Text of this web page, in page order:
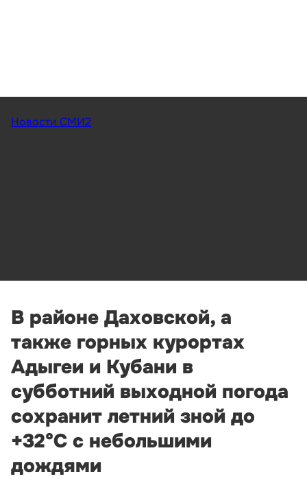
Новости СМИ2
В районе Даховской, а
также горных курортах
Адыгеи и Кубани в
субботний выходной погода
сохранит летний зной до
+32°С с небольшими
дождями